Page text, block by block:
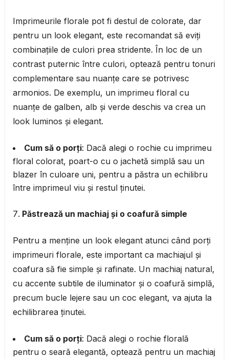
Imprimeurile florale pot fi destul de colorate, dar
pentru un look elegant, este recomandat să eviți
combinațiile de culori prea stridente. În loc de un
contrast puternic între culori, optează pentru tonuri
complementare sau nuanțe care se potrivesc
armonios. De exemplu, un imprimeu floral cu
nuanțe de galben, alb și verde deschis va crea un
look luminos și elegant.
Cum să o porți: Dacă alegi o rochie cu imprimeu
floral colorat, poart-o cu o jachetă simplă sau un
blazer în culoare uni, pentru a păstra un echilibru
între imprimeul viu și restul ținutei.
Păstrează un machiaj și o coafură simple
Pentru a menține un look elegant atunci când porți
imprimeuri florale, este important ca machiajul și
coafura să fie simple și rafinate. Un machiaj natural,
cu accente subtile de iluminator și o coafură simplă,
precum bucle lejere sau un coc elegant, va ajuta la
echilibrarea ținutei.
Cum să o porți: Dacă alegi o rochie florală
pentru o seară elegantă, optează pentru un machiaj